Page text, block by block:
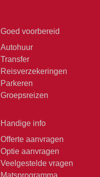
Goed voorbereid
Autohuur
Transfer
Reisverzekeringen
Parkeren
Groepsreizen
Handige info
Offerte aanvragen
Optie aanvragen
Veelgestelde vragen
Matsprogramma